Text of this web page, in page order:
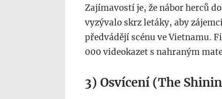
Zajímavostí je, že nábor herců
vyzývalo skrz letáky, aby
předvádějí scénu ve Vietnamu.
000 videokazet s nahraným
3) Osvícení (The